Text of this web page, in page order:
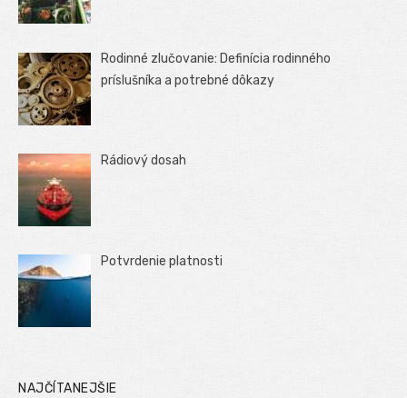
Rodinné zlučovanie: Definícia rodinného
príslušníka a potrebné dôkazy
Rádiový dosah
Potvrdenie platnosti
NAJČÍTANEJŠIE